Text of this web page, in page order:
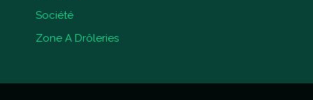
Société
Zone A Drôleries